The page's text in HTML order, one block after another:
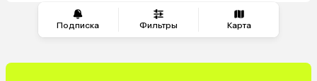
Подписка Фильтры Карта